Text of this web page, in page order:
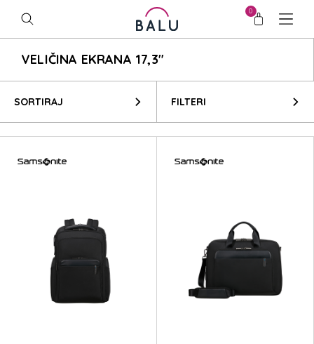
0
VELIČINA EKRANA 17,3"
SORTIRAJ FILTERI